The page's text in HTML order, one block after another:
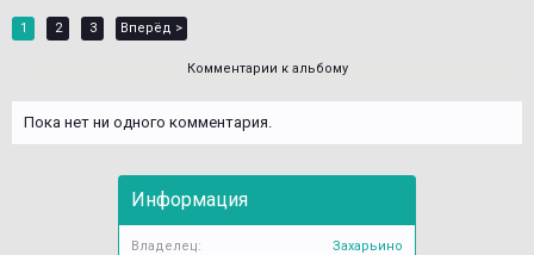
1 2 3 Вперёд >
Комментарии к альбому
Пока нет ни одного комментария.
Информация
Владелец:
Захарьино